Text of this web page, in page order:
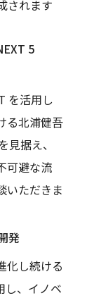
されます
5
を活用し
る北浦健吾
見据え、
可避な流
いただきま
発
化し続ける
し、イノベ